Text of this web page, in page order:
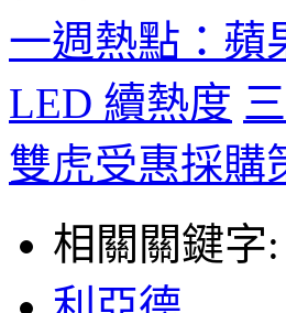
一週熱點：蘋
LED 續熱度
雙虎受惠採購
相關關鍵字: